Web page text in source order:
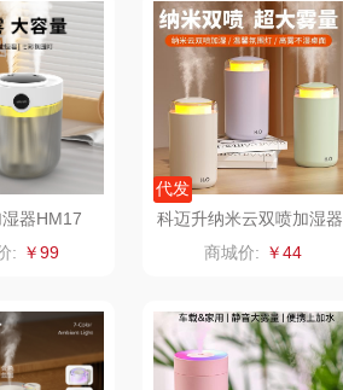
款 西屋（小家电） 渝情渝礼
长寿花 百事食品
有色 可可满分
百事（饮具类）
索爱（个护类） 创维（手表类）
几梦
器HM17
: ￥99
代发
科迈升纳米云双喷加湿器
YM-GS47
商城价: ￥44